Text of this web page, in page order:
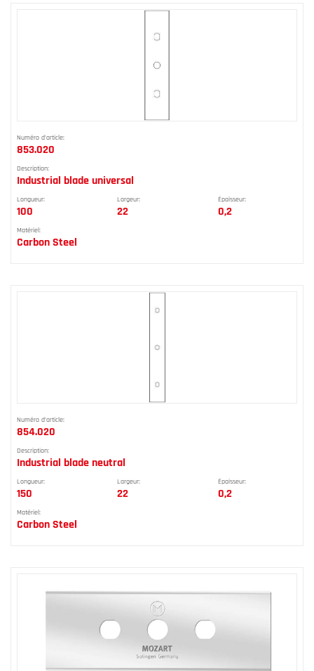
Numéro d'article:
853.020
Description:
Industrial blade universal
Longueur:
100
Largeur:
22
Épaisseur:
0,2
Matériel:
Carbon Steel
Numéro d'article:
854.020
Description:
Industrial blade neutral
Longueur:
150
Largeur:
22
Épaisseur:
0,2
Matériel:
Carbon Steel